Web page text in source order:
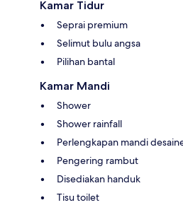
Kamar Tidur
Seprai premium
Selimut bulu angsa
Pilihan bantal
Kamar Mandi
Shower
Shower rainfall
Perlengkapan mandi
Pengering rambut
Disediakan handuk
Tisu toilet